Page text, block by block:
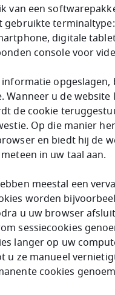
van een
gebruikte terminaltype:
digitale
console voor
opgeslagen,
Wanneer u de
de cookie
Op die manier
en biedt hij de
in uw taal aan.
meestal een
worden
u uw browser afsluit
sessiecookies
langer op uw
u ze manueel
cookies